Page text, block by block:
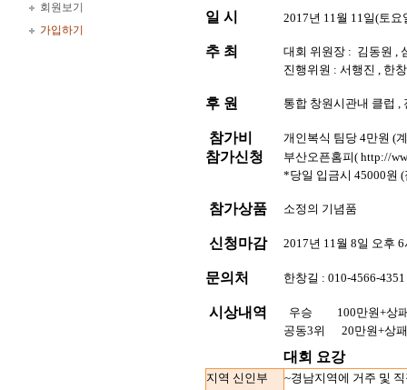
회원보기
가입하기
일 시 2017년 11월 11일(토
추 최 대회 위원장 : 김동원 ,
진행위원 : 서행진 , 한
후 원 통합 창원시관내 클럽 ,
참가비 개인복식 팀당 4만원 (
참가신청
부산오픈홈피( http://
*당일 입금시 45000원 (
참가상품 소정의 기념품
신청마감 2017년 11월 8일 오후
문의처 한창길 : 010-4566-
시상내역 우승
100만원+상
공동3위
20만원+상패
대회 요강
지역 신인부
~경남지역에 거주 및